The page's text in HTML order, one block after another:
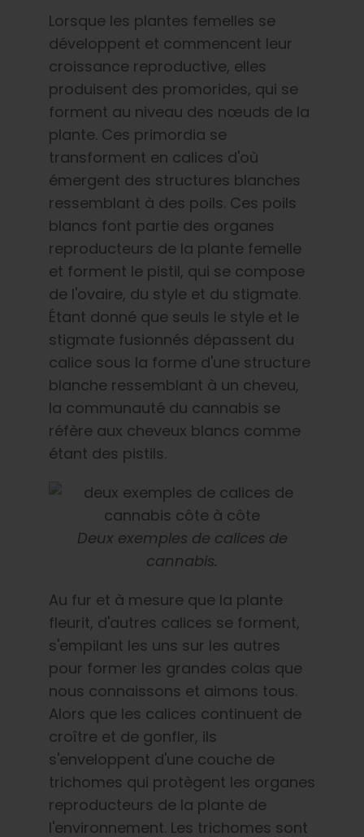
Lorsque les plantes femelles se
développent et commencent leur
croissance reproductive, elles
produisent des promorides, qui se
forment au niveau des nœuds de la
plante. Ces primordia se
transforment en calices d'où
émergent des structures blanches
ressemblant à des poils. Ces poils
blancs font partie des organes
reproducteurs de la plante femelle
et forment le pistil, qui se compose
de l'ovaire, du style et du stigmate.
Étant donné que seuls le style et le
stigmate fusionnés dépassent du
calice sous la forme d'une structure
blanche ressemblant à un cheveu,
la communauté du cannabis se
réfère aux cheveux blancs comme
étant des pistils.
Deux exemples de calices de
cannabis.
Au fur et à mesure que la plante
fleurit, d'autres calices se forment,
s'empilant les uns sur les autres
pour former les grandes colas que
nous connaissons et aimons tous.
Alors que les calices continuent de
croître et de gonfler, ils
s'enveloppent d'une couche de
trichomes qui protègent les organes
reproducteurs de la plante de
l'environnement. Les trichomes sont